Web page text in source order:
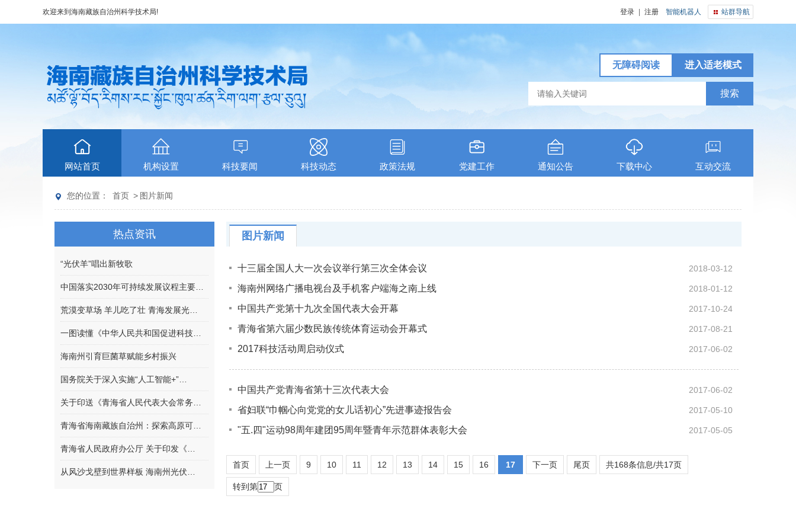
站群导航
登录 注册 智能机器人
欢迎来到 海南藏族自治州科学技术局!
进入适老模式
无障碍阅读
网站首页 机构设置 科技要闻 科技动态 政策法规 党建工作 通知公告 下载中心 互动交流
您的位置： 首页 > 图片新闻
热点资讯
“光伏羊”唱出新牧歌
中国落实2030年可持续发展议程主要…
荒漠变草场 羊儿吃了壮 青海发展光…
一图读懂《中华人民共和国促进科技…
海南州引育巨菌草赋能乡村振兴
国务院关于深入实施“人工智能+”…
关于印送《青海省人民代表大会常务…
青海省海南藏族自治州：探索高原可…
青海省人民政府办公厅 关于印发《…
从风沙戈壁到世界样板 海南州光伏…
图片新闻
2018-03-12
十三届全国人大一次会议举行第三次全体会议
2018-01-12
海南州网络广播电视台及手机客户端海之南上线
2017-10-24
中国共产党第十九次全国代表大会开幕
2017-08-21
青海省第六届少数民族传统体育运动会开幕式
2017-06-02
2017科技活动周启动仪式
2017-06-02
中国共产党青海省第十三次代表大会
2017-05-10
省妇联“巾帼心向党党的女儿话初心”先进事迹报告会
2017-05-05
"五.四"运动98周年建团95周年暨青年示范群体表彰大会
首页 上一页 9 10 11 12 13 14 15 16 17 下一页 尾页 共168条信息/共17页
转到第 页